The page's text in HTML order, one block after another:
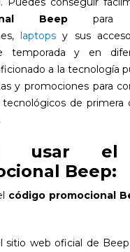
Beep para
laptops y sus
temporada y en
a la tecnología
y promociones para
de primera
usar el
Beep:
código promocional
sitio web oficial de